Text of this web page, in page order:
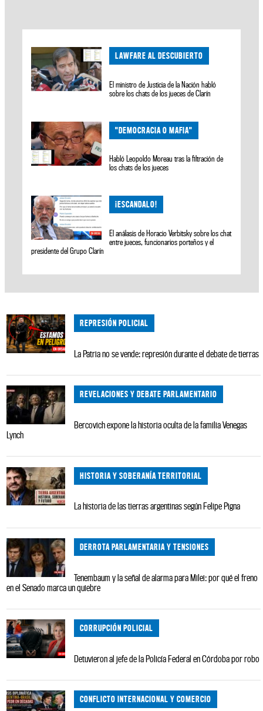
LAWFARE AL DESCUBIERTO
El ministro de Justicia de la Nación habló
sobre los chats de los jueces de Clarín
"DEMOCRACIA O MAFIA"
Habló Leopoldo Moreau tras la filtración de
los chats de los jueces
¡ESCANDALO!
El análasis de Horacio Verbitsky sobre los chat
entre jueces, funcionarios porteños y el
presidente del Grupo Clarín
REPRESIÓN POLICIAL
La Patria no se vende: represión durante el debate de tierras
REVELACIONES Y DEBATE PARLAMENTARIO
Bercovich expone la historia oculta de la familia Venegas
Lynch
HISTORIA Y SOBERANÍA TERRITORIAL
La historia de las tierras argentinas según Felipe Pigna
DERROTA PARLAMENTARIA Y TENSIONES
Tenembaum y la señal de alarma para Milei: por qué el freno
en el Senado marca un quiebre
CORRUPCIÓN POLICIAL
Detuvieron al jefe de la Policía Federal en Córdoba por robo
CONFLICTO INTERNACIONAL Y COMERCIO